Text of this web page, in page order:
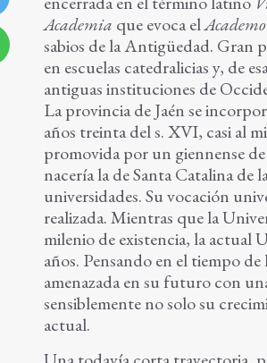
Academia que evoca elAcademo
sabios de la Antigüedad. Gran
en escuelas catedralicias y, de
antiguas instituciones de
La provincia de Jaén se
años treinta del s. XVI, casi al
promovida por un giennense
nacería la de Santa Catalina
universidades. Su vocación
realizada. Mientras que la
milenio de existencia, la actual
años. Pensando en el tiempo
amenazada en su futuro con
sensiblemente no solo su
actual.